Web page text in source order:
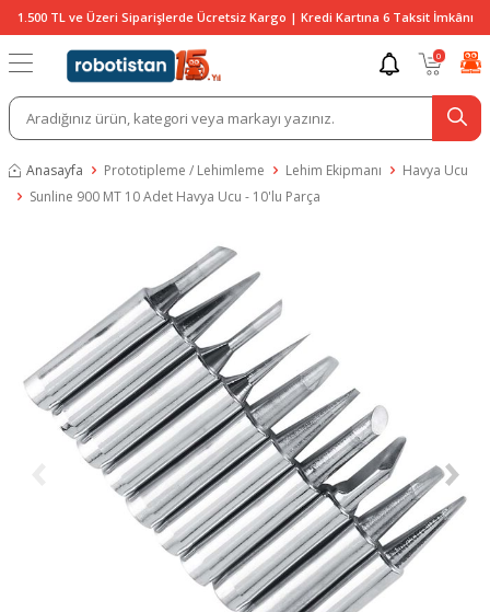
1.500 TL ve Üzeri Siparişlerde Ücretsiz Kargo | Kredi Kartına 6 Taksit İmkânı
0
Anasayfa Prototipleme / Lehimleme Lehim Ekipmanı
Havya Ucu
Sunline 900 MT 10 Adet Havya Ucu - 10'lu Parça